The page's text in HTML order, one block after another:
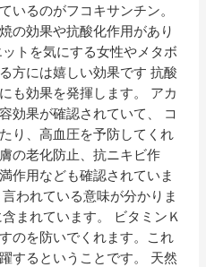
いるのがフコキサンチン。
の効果や抗酸化作用があり
トを気にする女性やメタボ
方には嬉しい効果です 抗酸
も効果を発揮します。 アカ
効果が確認されていて、 コ
り、高血圧を予防してくれ
の老化防止、抗ニキビ作
作用なども確認されていま
われている意味が分かりま
まれています。 ビタミンＫ
のを防いでくれます。これ
するということです。 天然